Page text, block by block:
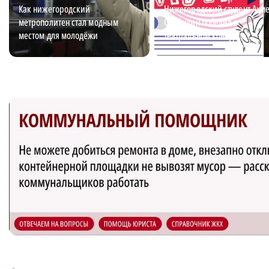
Как нижегородский
метрополитен стал модным
местом для молодёжи
Нижегородский студент
Сайфулин победил в
театральном конкурсе
«Табуретка»